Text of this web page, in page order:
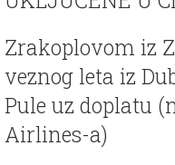
Zrakoplovom iz
veznog leta iz
Pule uz doplatu
Airlines-a)